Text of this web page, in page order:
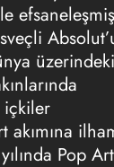
efsaneleşmiş
üzerindeki
Pop Art